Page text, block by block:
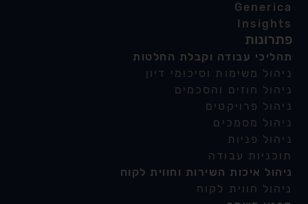
Generica
Insights
פתרונות
תהליכי עבודה וקבלת החלטות
ניהול משימות וסיכומי דיון
ניהול חוזים והסכמים
ניהול פרויקטים
ניהול מסמכים
ניהול פניות
תוכניות עבודה
ניהול איכות השירות וחווית לקוח
ניהול חווית לקוח